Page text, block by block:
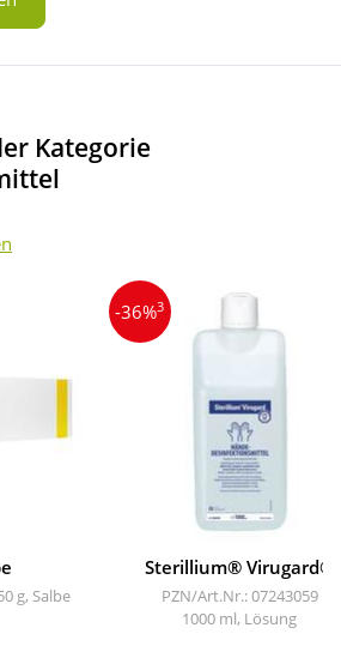
Kategorie
g, Salbe
-36%3
Sterillium® Virugard®
PZN/Art.Nr.: 07243059
1000 ml, Lösung